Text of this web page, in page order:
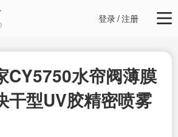
登录/注册
CY5750水帘阀薄膜
干型UV胶精密喷雾